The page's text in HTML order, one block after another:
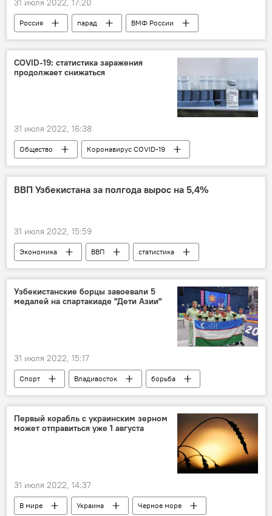
Россия парад
ВМФ России
Владимир Путин
COVID-19: статистика заражения
продолжает снижаться
31 июля 2022, 16:38
Общество
Коронавирус COVID-19
статистика
ВВП Узбекистана за полгода вырос на 5,4%
31 июля 2022, 15:59
Экономика ВВП статистика
Узбекистанские борцы завоевали 5
медалей на спартакиаде "Дети Азии"
31 июля 2022, 15:17
Спорт Владивосток борьба
Первый корабль с украинским зерном
может отправиться уже 1 августа
31 июля 2022, 14:37
В мире Украина
Черное море